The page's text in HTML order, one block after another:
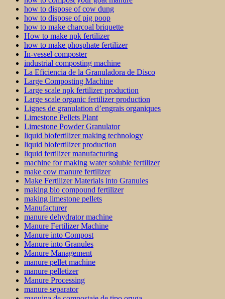
how to dispose of cow dung
how to dispose of pig poop
how to make charcoal briquette
How to make npk fertilizer
how to make phosphate fertilizer
In-vessel composter
industrial composting machine
La Eficiencia de la Granuladora de Disco
Large Composting Machine
Large scale npk fertilizer production
Large scale organic fertilizer production
Lignes de granulation d’engrais organiques
Limestone Pellets Plant
Limestone Powder Granulator
liquid biofertilizer making technology
liquid biofertilizer production
liquid fertilizer manufacturing
machine for making water soluble fertilizer
make cow manure fertilizer
Make Fertilizer Materials into Granules
making bio compound fertilizer
making limestone pellets
Manufacturer
manure dehydrator machine
Manure Fertilizer Machine
Manure into Compost
Manure into Granules
Manure Management
manure pellet machine
manure pelletizer
Manure Processing
manure separator